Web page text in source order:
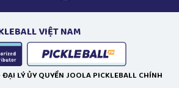
VIỆT NAM
LÝ ỦY QUYỀN JOOLA PICKLEBALL CHÍNH